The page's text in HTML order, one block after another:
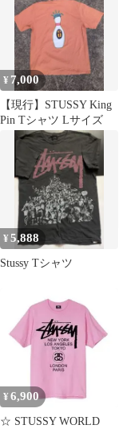
¥ 7,000
【現行】STUSSY King
Pin Tシャツ Lサイズ
¥5,888
Stussy Tシャツ
¥ 6,900
☆ STUSSY WORLD